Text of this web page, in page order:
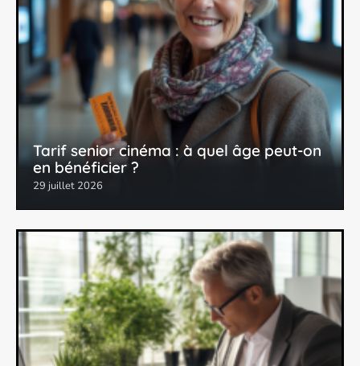
Tarif senior cinéma : à quel âge peut-on
en bénéficier ?
29 juillet 2026